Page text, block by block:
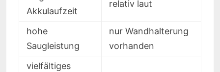
Akkulaufzeit
relativ laut
hohe
Saugleistung
nur Wandhalterung
vorhanden
vielfältiges